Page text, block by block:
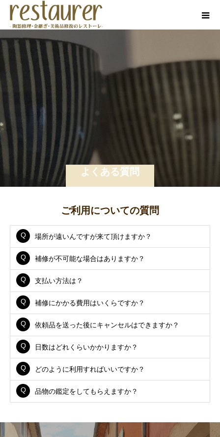
よくある質問
ご利用についての質問
場所が遠いんですが来て頂けますか？
補修が不可能な場合はありますか？
支払い方法は？
補修にかかる費用はいくらですか？
依頼品を送った後にキャンセルはできますか？
日数はどれくらいかかりますか？
どのように利用すればいいですか？
品物の鑑定をしてもらえますか？